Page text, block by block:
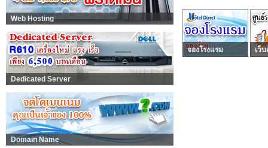
Web Hosting
Dedicated Server
Domain Name
จองโรงแรม เว็